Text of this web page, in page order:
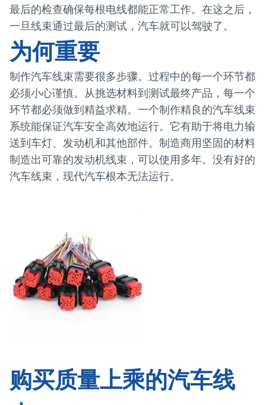
最后的检查确保每根电线都能正常工作。在这之后，
一旦线束通过最后的测试，汽车就可以驾驶了。
为何重要
制作汽车线束需要很多步骤。过程中的每一个环节都
必须小心谨慎。从挑选材料到测试最终产品，每一个
环节都必须做到精益求精。一个制作精良的汽车线束
系统能保证汽车安全高效地运行。它有助于将电力输
送到车灯、发动机和其他部件。制造商用坚固的材料
制造出可靠的发动机线束，可以使用多年。没有好的
汽车线束，现代汽车根本无法运行。
购买质量上乘的汽车线